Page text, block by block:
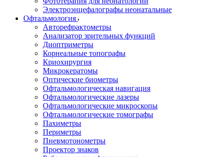
Электроэнцефалографы неонатальные
Офтальмология
Авторефрактометры
Анализатор зрительных функций
Диоптриметры
Корнеальные топографы
Криохирургия
Микрокератомы
Оптические биометры
Офтальмологическая навигация
Офтальмологические лазеры
Офтальмологические микроскопы
Офтальмологические томографы
Пахиметры
Периметры
Пневмотонометры
Проектор знаков